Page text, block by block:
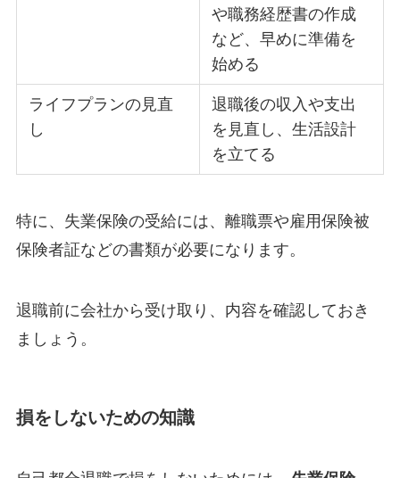
や職務経歴書の作成
など、早めに準備を
始める
ライフプランの見直
し
退職後の収入や支出
を見直し、生活設計
を立てる
特に、失業保険の受給には、離職票や雇用保険被
保険者証などの書類が必要になります。
退職前に会社から受け取り、内容を確認しておき
ましょう。
損をしないための知識